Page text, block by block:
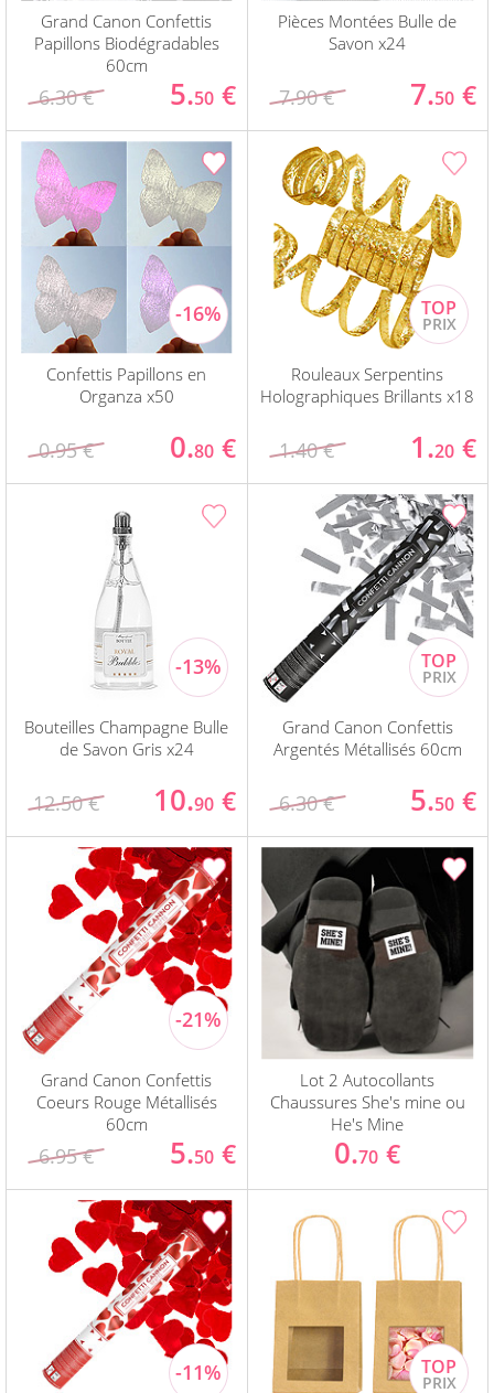
Grand Canon Confettis
Papillons Biodégradables
60cm
6.30 € 5.50 €
Pièces Montées Bulle de
Savon x24
7.90 € 7.50 €
Confettis Papillons en
Organza x50
0.95 € 0.80 €
Rouleaux Serpentins
Holographiques Brillants x18
1.40 € 1.20 €
Bouteilles Champagne Bulle
de Savon Gris x24
12.50 € 10.90 €
Grand Canon Confettis
Argentés Métallisés 60cm
6.30 € 5.50 €
Grand Canon Confettis
Coeurs Rouge Métallisés
60cm
6.95 € 5.50 €
Lot 2 Autocollants
Chaussures She's mine ou
He's Mine
0.70 €